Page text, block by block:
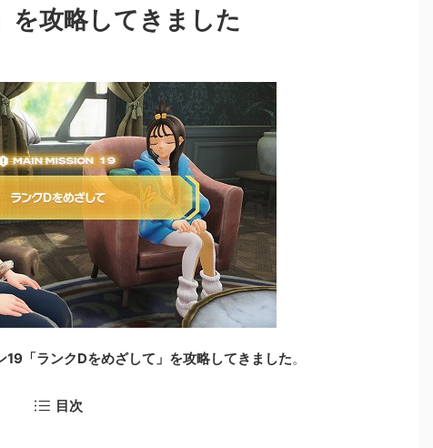
を攻略してきました
「ランクDをめざして」を攻略してきました。
目次